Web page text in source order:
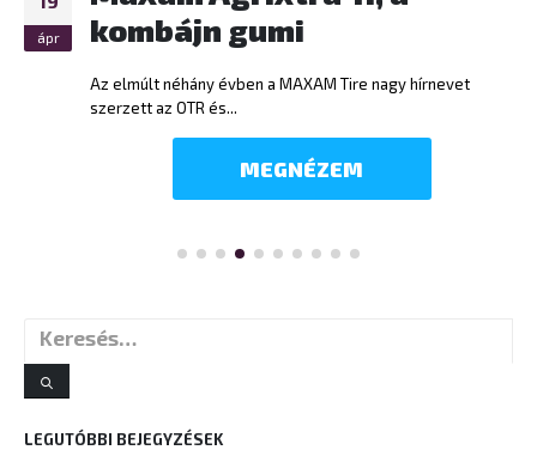
ápr
kombájn gumi
Az elmúlt néhány évben a MAXAM Tire nagy hírnevet
szerzett az OTR és...
MEGNÉZEM
LEGUTÓBBI BEJEGYZÉSEK